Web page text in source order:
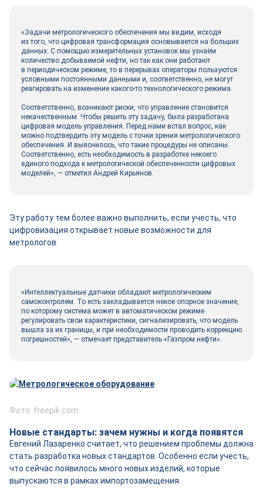
«Задачи метрологического обеспечения мы видим, исходя
из того, что цифровая трансформация основывается на больших
данных. С помощью измерительных установок мы узнаём
количество добываемой нефти, но так как они работают
в периодическом режиме, то в перерывах операторы пользуются
условными постоянными данными и, соответственно, не могут
реагировать на изменение какого‑то технологического режима.
Соответственно, возникают риски, что управление становится
некачественным. Чтобы решить эту задачу, была разработана
цифровая модель управления. Перед нами встал вопрос, как
можно подтвердить эту модель с точки зрения метрологического
обеспечения. И выяснилось, что такие процедуры не описаны.
Соответственно, есть необходимость в разработке некоего
единого подхода к метрологической обеспеченности цифровых
моделей», — отметил Андрей Кирьянов.
Эту работу тем более важно выполнить, если учесть, что
цифровизация открывает новые возможности для
метрологов.
«Интеллектуальные датчики обладают метрологическим
самоконтролем. То есть закладывается некое опорное значение,
по которому система может в автоматическом режиме
регулировать свои характеристики, сигнализировать, что модель
вышла за их границы, и при необходимости проводить коррекцию
погрешностей», — отмечает представитель «Газпром нефти».
Фото: freepik.com
Новые стандарты: зачем нужны и когда появятся
Евгений Лазаренко считает, что решением проблемы должна
стать разработка новых стандартов. Особенно если учесть,
что сейчас появилось много новых изделий, которые
выпускаются в рамках импортозамещения.